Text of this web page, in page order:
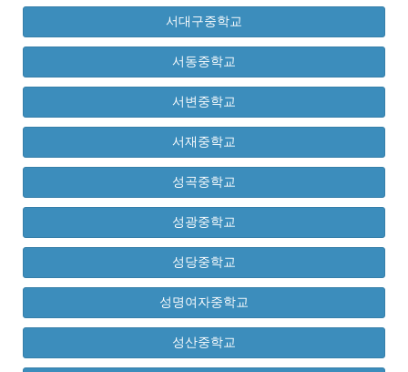
서대구중학교
서동중학교
서변중학교
서재중학교
성곡중학교
성광중학교
성당중학교
성명여자중학교
성산중학교